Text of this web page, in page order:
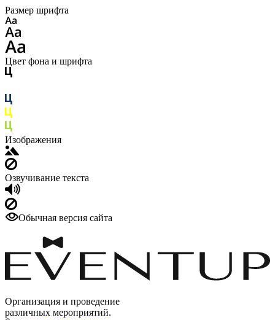
Размер шрифта
Цвет фона и шрифта
Изображения
Озвучивание текста
Обычная версия сайта
Организация и проведение
различных мероприятий.